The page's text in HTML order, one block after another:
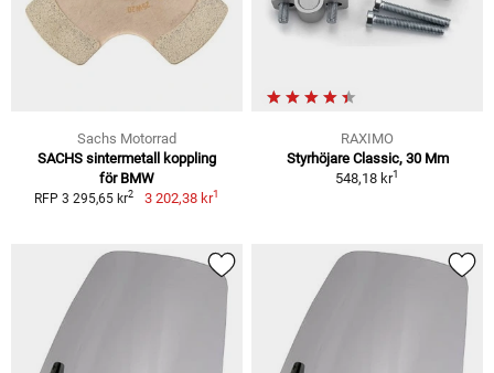
Sachs Motorrad
SACHS sintermetall koppling
för BMW
RFP 3 295,65 kr2 3 202,38 kr1
RAXIMO
Styrhöjare Classic, 30 Mm
548,18 kr1